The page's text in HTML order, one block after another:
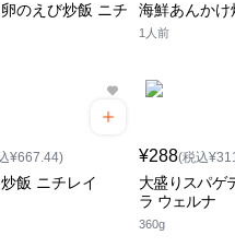
のえび炒飯 ニチ
海鮮あんかけ
1人前
¥667.44)
飯 ニチレイ
¥288(税込
大盛りスパゲ
ラ ウェルナ
360g